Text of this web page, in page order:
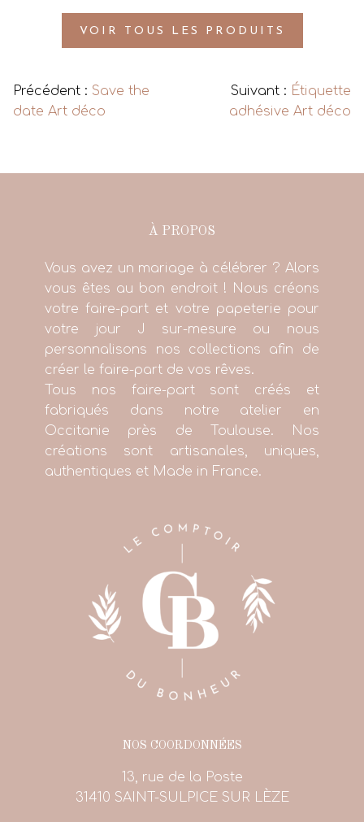
VOIR TOUS LES PRODUITS
Précédent : Save the
date Art déco
Suivant : Étiquette
adhésive Art déco
À PROPOS
Vous avez un mariage à célébrer ? Alors
vous êtes au bon endroit ! Nous créons
votre faire-part et votre papeterie pour
votre jour J sur-mesure ou nous
personnalisons nos collections afin de
créer le faire-part de vos rêves.
Tous nos faire-part sont créés et
fabriqués dans notre atelier en
Occitanie près de Toulouse. Nos
créations sont artisanales, uniques,
authentiques et Made in France.
NOS COORDONNÉES
13, rue de la Poste
31410 SAINT-SULPICE SUR LÈZE